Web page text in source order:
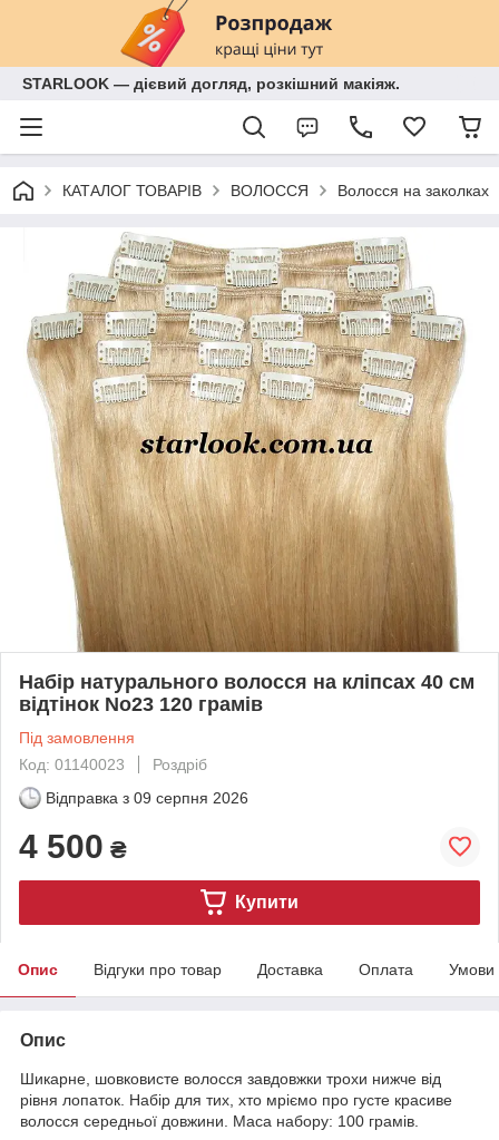
STARLOOK — дієвий догляд, розкішний макіяж.
КАТАЛОГ ТОВАРІВ ВОЛОССЯ Волосся на заколках
Набір натурального волосся на кліпсах 40 см
відтінок No23 120 грамів
Під замовлення
Код: 01140023
Роздріб
Відправка з 09 серпня 2026
4 500 ₴
Купити
Опис Відгуки про товар Доставка Оплата Умови
Опис
Шикарне, шовковисте волосся завдовжки трохи нижче від
рівня лопаток. Набір для тих, хто мріємо про густе красиве
волосся середньої довжини. Маса набору: 100 грамів.